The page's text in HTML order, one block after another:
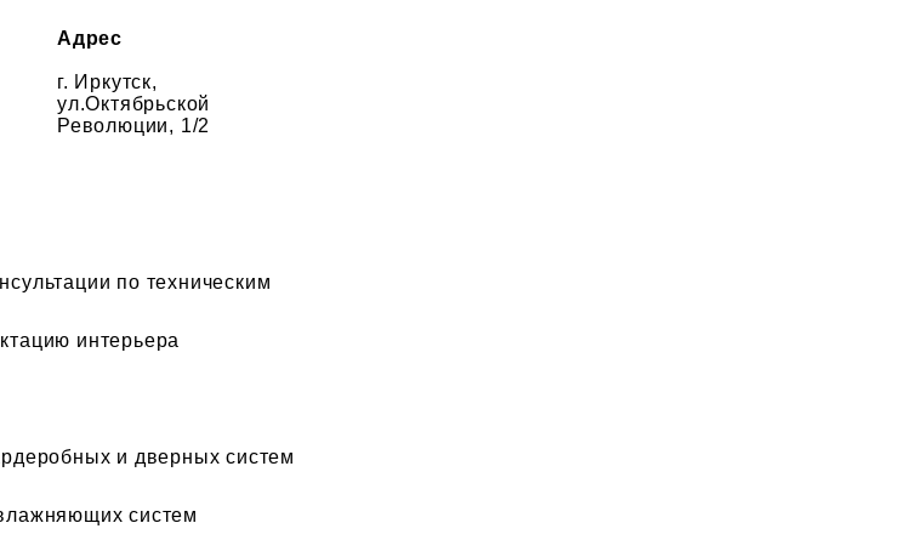
Адрес
г. Иркутск,
ул.Октябрьской
Революции, 1/2
по техническим
интерьера
и дверных систем
систем